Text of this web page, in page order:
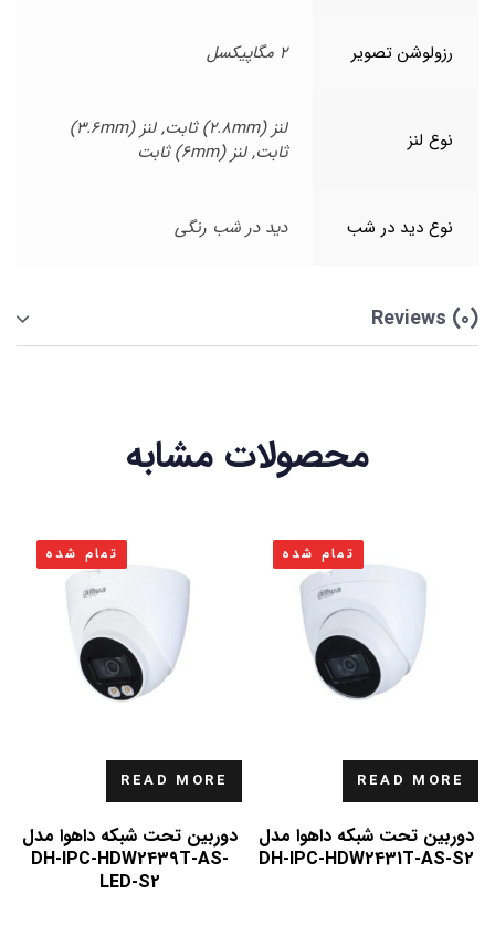
رزولوشن تصویر 2 مگاپیکسل
نوع لنز
لنز (2.8mm) ثابت, لنز (3.6mm)
ثابت, لنز (6mm) ثابت
نوع دید در شب دید در شب رنگی
Reviews (0)
محصولات مشابه
تمام شده
READ MORE
دوربین تحت شبکه داهوا مدل
DH-IPC-HDW2431T-AS-S2
تمام شده
READ MORE
دوربین تحت شبکه داهوا مدل
DH-IPC-HDW2439T-AS-
LED-S2